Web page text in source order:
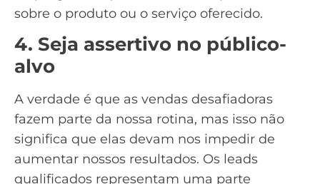
sobre o produto ou o serviço oferecido.
4. Seja assertivo no público-
alvo
A verdade é que as vendas desafiadoras
fazem parte da nossa rotina, mas isso não
significa que elas devam nos impedir de
aumentar nossos resultados. Os leads
qualificados representam uma parte